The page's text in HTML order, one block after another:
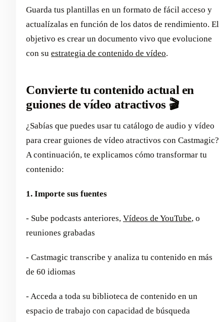
Guarda tus plantillas en un formato de fácil acceso y
actualízalas en función de los datos de rendimiento. El
objetivo es crear un documento vivo que evolucione
con su estrategia de contenido de vídeo.
Convierte tu contenido actual en
guiones de vídeo atractivos 🎬
¿Sabías que puedes usar tu catálogo de audio y vídeo
para crear guiones de vídeo atractivos con Castmagic?
A continuación, te explicamos cómo transformar tu
contenido:
1. Importe sus fuentes
- Sube podcasts anteriores, Vídeos de YouTube, o
reuniones grabadas
- Castmagic transcribe y analiza tu contenido en más
de 60 idiomas
- Acceda a toda su biblioteca de contenido en un
espacio de trabajo con capacidad de búsqueda